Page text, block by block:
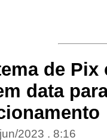
de
data
2023 . 8:16